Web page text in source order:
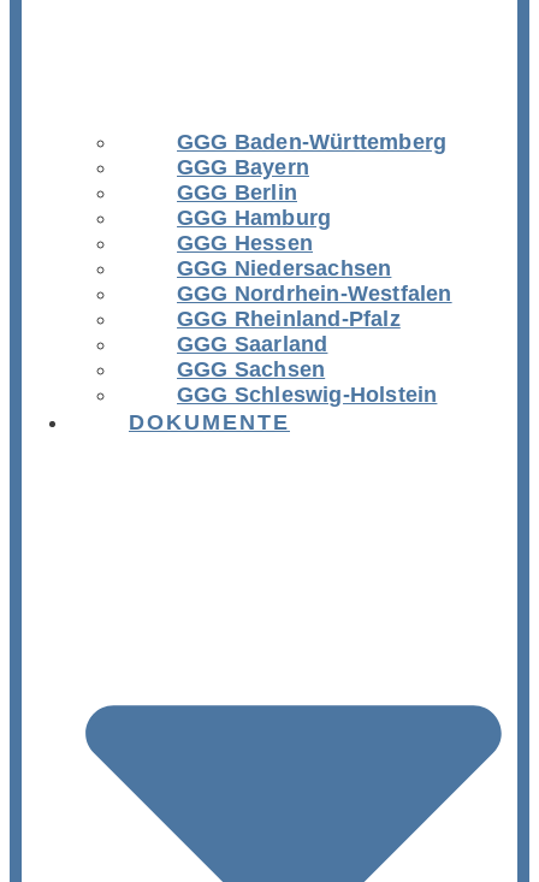
GGG Baden-Württemberg
GGG Bayern
GGG Berlin
GGG Hamburg
GGG Hessen
GGG Niedersachsen
GGG Nordrhein-Westfalen
GGG Rheinland-Pfalz
GGG Saarland
GGG Sachsen
GGG Schleswig-Holstein
DOKUMENTE